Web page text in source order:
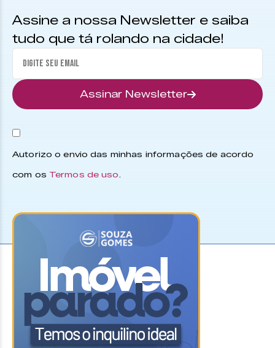
Assine a nossa Newsletter e saiba
tudo que tá rolando na cidade!
Assinar Newsletter
Autorizo o envio das minhas informações de acordo
com os Termos de uso.